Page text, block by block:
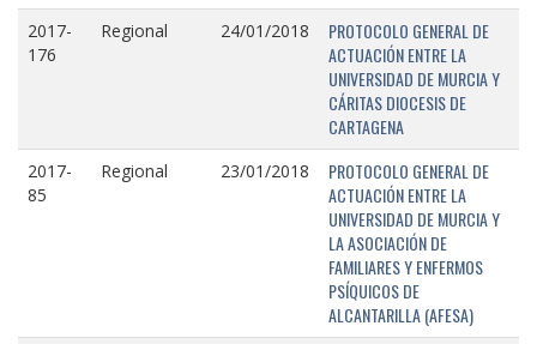
2017-
176
Regional 24/01/2018
PROTOCOLO GENERAL DE
ACTUACIÓN ENTRE LA
UNIVERSIDAD DE MURCIA Y
CÁRITAS DIOCESIS DE
CARTAGENA
2017-
85
Regional 23/01/2018
PROTOCOLO GENERAL DE
ACTUACIÓN ENTRE LA
UNIVERSIDAD DE MURCIA Y
LA ASOCIACIÓN DE
FAMILIARES Y ENFERMOS
PSÍQUICOS DE
ALCANTARILLA (AFESA)